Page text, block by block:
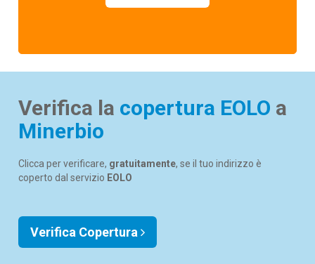
Verifica la copertura EOLO a
Minerbio
Clicca per verificare, gratuitamente, se il tuo indirizzo è
coperto dal servizio EOLO
Verifica Copertura